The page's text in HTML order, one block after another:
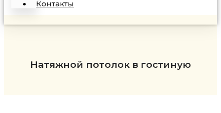
Контакты
Натяжной потолок в гостиную